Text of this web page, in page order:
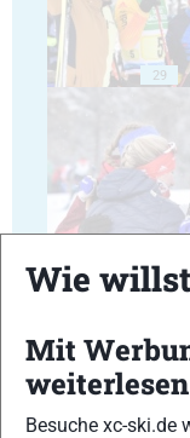
29
33
Wie
Mit
weiterlesen
Besuche xc-ski.de